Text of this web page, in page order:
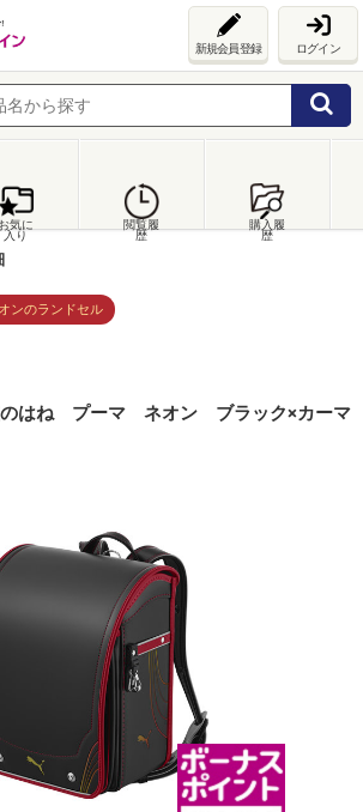
新規会員登録 ログイン
気に
入り
閲覧履
歴
購入履
歴
ンのランドセル
のはね プーマ ネオン ブラック×カーマ